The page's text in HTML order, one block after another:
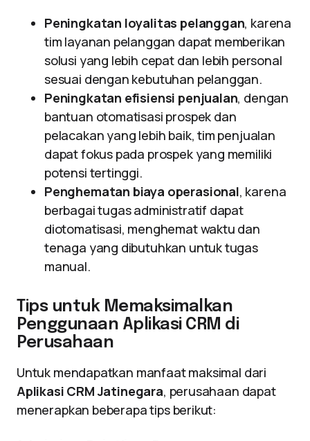
Peningkatan loyalitas pelanggan, karena
tim layanan pelanggan dapat memberikan
solusi yang lebih cepat dan lebih personal
sesuai dengan kebutuhan pelanggan.
Peningkatan efisiensi penjualan, dengan
bantuan otomatisasi prospek dan
pelacakan yang lebih baik, tim penjualan
dapat fokus pada prospek yang memiliki
potensi tertinggi.
Penghematan biaya operasional, karena
berbagai tugas administratif dapat
diotomatisasi, menghemat waktu dan
tenaga yang dibutuhkan untuk tugas
manual.
Tips untuk Memaksimalkan
Penggunaan Aplikasi CRM di
Perusahaan
Untuk mendapatkan manfaat maksimal dari
Aplikasi CRM Jatinegara, perusahaan dapat
menerapkan beberapa tips berikut: